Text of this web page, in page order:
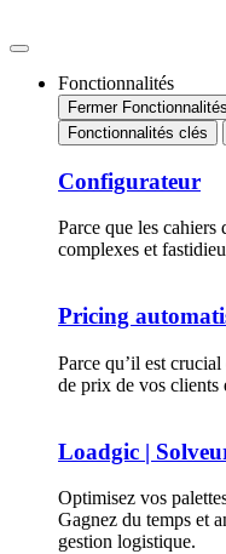
Fonctionnalités
Fermer Fonctionnalités
Fonctionnalités clés
Configurateur
Parce que les cahiers
complexes et
Pricing
Parce qu’il est
de prix de vos clients
Loadgic |
Optimisez vos
Gagnez du temps et
gestion logistique.